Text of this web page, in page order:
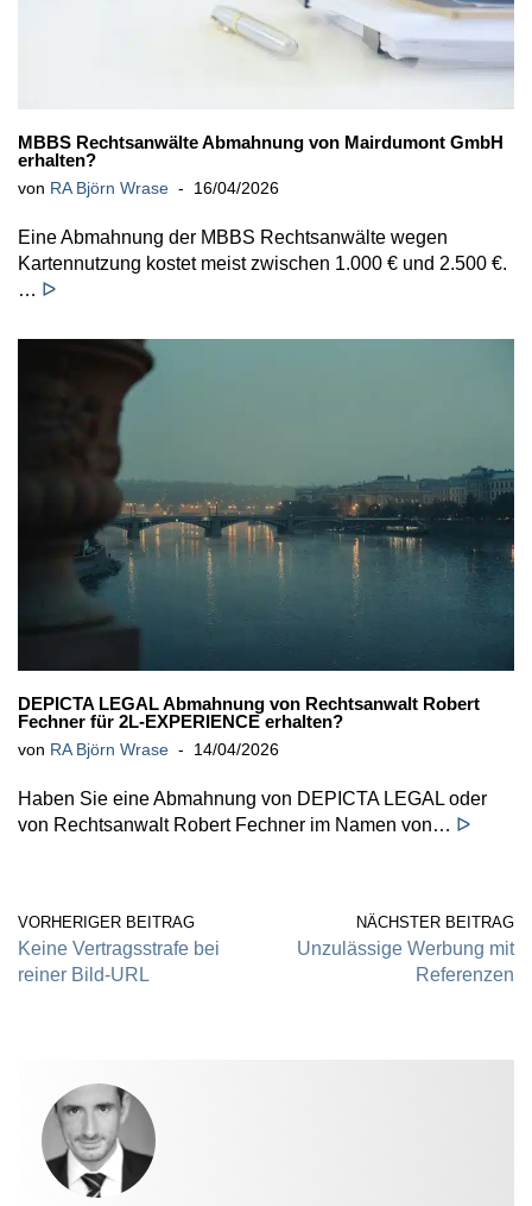
MBBS Rechtsanwälte Abmahnung von Mairdumont GmbH
erhalten?
von RA Björn Wrase 16/04/2026
Eine Abmahnung der MBBS Rechtsanwälte wegen
Kartennutzung kostet meist zwischen 1.000 € und 2.500 €.
… ᐅ
DEPICTA LEGAL Abmahnung von Rechtsanwalt Robert
Fechner für 2L-EXPERIENCE erhalten?
von RA Björn Wrase 14/04/2026
Haben Sie eine Abmahnung von DEPICTA LEGAL oder
von Rechtsanwalt Robert Fechner im Namen von… ᐅ
VORHERIGER BEITRAG
Keine Vertragsstrafe bei
reiner Bild-URL
NÄCHSTER BEITRAG
Unzulässige Werbung mit
Referenzen